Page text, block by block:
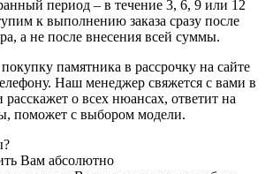
период – в течение 3, 6, 9 или 12
к выполнению заказа сразу после
а не после внесения всей суммы.
памятника в рассрочку на сайте
Наш менеджер свяжется с вами в
о всех нюансах, ответит на
поможет с выбором модели.
Вам абсолютно